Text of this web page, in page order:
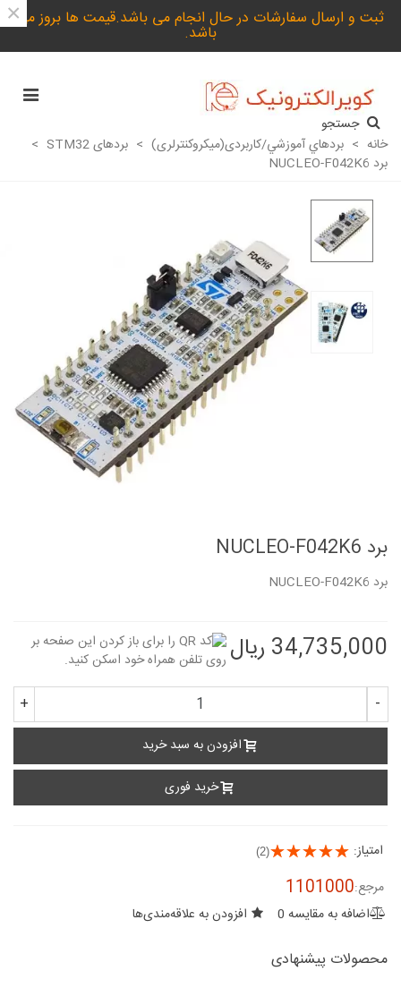
ثبت و ارسال سفارشات در حال انجام می باشد.قیمت ها بروز می
باشد.
×
جستجو
خانه > بردهاي آموزشي/کاربردی(میکروکنترلری) > بردهای STM32
>
برد NUCLEO-F042K6
برد NUCLEO-F042K6
برد NUCLEO-F042K6
34,735,000 ریال
-
+
افزودن به سبد خرید
خرید فوری
امتیاز: (2)
مرجع:1101000
اضافه به مقایسه 0 افزودن به علاقه‌مندی‌ها
محصولات پیشنهادی